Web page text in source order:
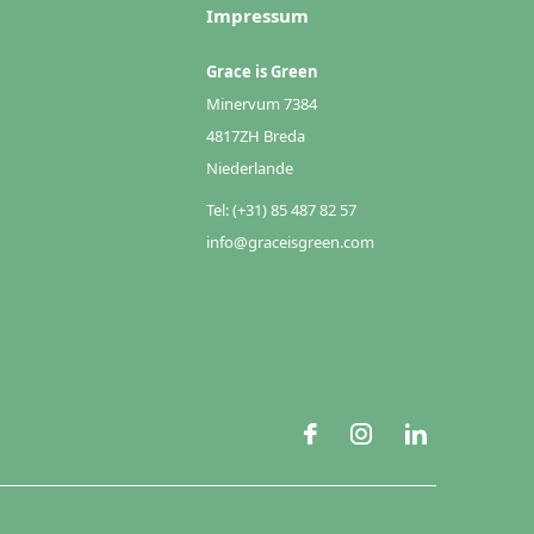
Impressum
Grace is Green
Minervum 7384
4817ZH Breda
Niederlande
Tel: (+31) 85 487 82 57
info@graceisgreen.com